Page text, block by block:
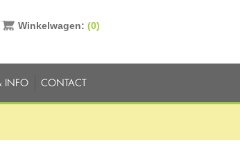
Winkelwagen: (0)
INFO CONTACT